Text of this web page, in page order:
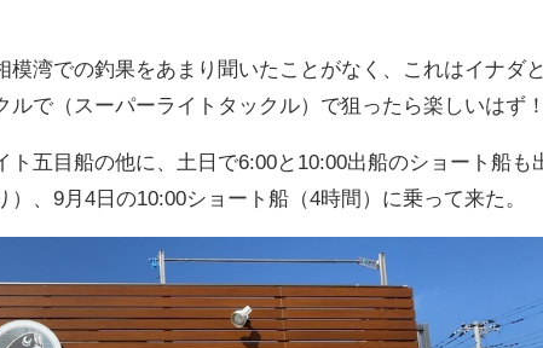
模湾での釣果をあまり聞いたことがなく、これはイナダ
ルで（スーパーライトタックル）で狙ったら楽しいはず
ト五目船の他に、土日で6:00と10:00出船のショート船も
、9月4日の10:00ショート船（4時間）に乗って来た。